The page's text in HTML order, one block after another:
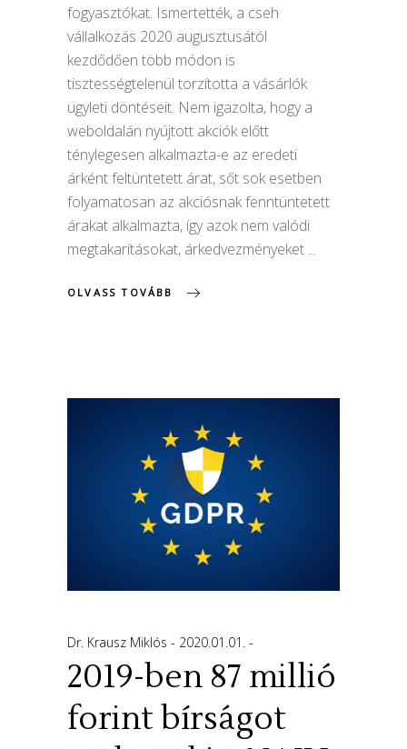
fogyasztókat. Ismertették, a cseh
vállalkozás 2020 augusztusától
kezdődően több módon is
tisztességtelenül torzította a vásárlók
ügyleti döntéseit. Nem igazolta, hogy a
weboldalán nyújtott akciók előtt
ténylegesen alkalmazta-e az eredeti
árként feltüntetett árat, sőt sok esetben
folyamatosan az akciósnak fenntüntetett
árakat alkalmazta, így azok nem valódi
megtakarításokat, árkedvezményeket
OLVASS TOVÁBB
Dr. Krausz Miklós 2020.01.01.
2019-ben 87 millió
forint bírságot